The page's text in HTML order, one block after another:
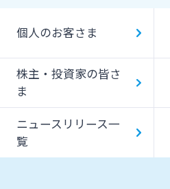
個人のお客さま
株主・投資家の皆さ
ま
ニュースリリース一
覧